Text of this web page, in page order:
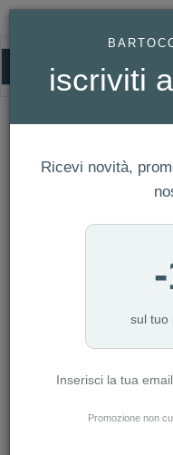
HOMEPAGE
ORECCHINI GIORGIO
Orecchini
Bianco e
iscriviti
Ricevi novità,
sul tuo
Inserisci la tua
Promozione non